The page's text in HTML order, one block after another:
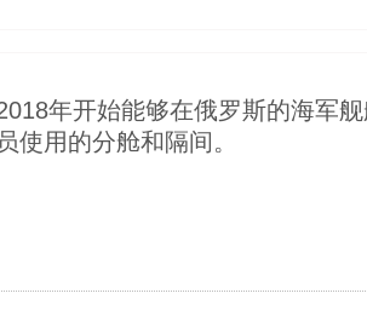
年开始能够在俄罗斯的海军
使用的分舱和隔间。